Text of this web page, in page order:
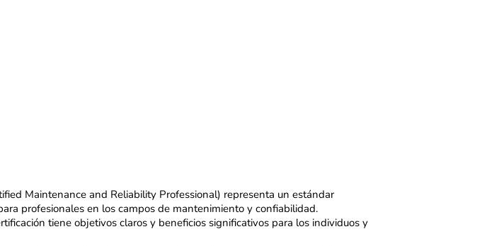
Maintenance and Reliability Professional) representa un estándar
profesionales en los campos de mantenimiento y confiabilidad.
tiene objetivos claros y beneficios significativos para los individuos y